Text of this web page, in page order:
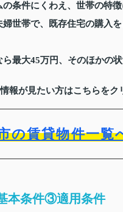
条件にくわえ、世帯の特
世帯で、既存住宅の購入
最大45万円、そのほかの
報が見たい方はこちらをク
の賃貸物件一覧
本条件③適用条件